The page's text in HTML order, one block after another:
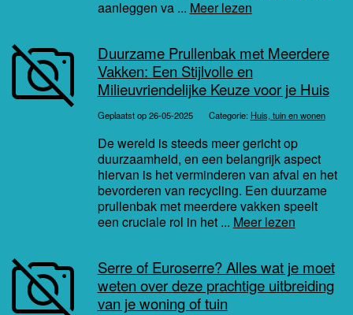
aanleggen va ... Meer lezen
Duurzame Prullenbak met Meerdere
Vakken: Een Stijlvolle en
Milieuvriendelijke Keuze voor je Huis
Geplaatst op 26-05-2025 Categorie: Huis, tuin en wonen
De wereld is steeds meer gericht op
duurzaamheid, en een belangrijk aspect
hiervan is het verminderen van afval en het
bevorderen van recycling. Een duurzame
prullenbak met meerdere vakken speelt
een cruciale rol in het ... Meer lezen
Serre of Euroserre? Alles wat je moet
weten over deze prachtige uitbreiding
van je woning of tuin